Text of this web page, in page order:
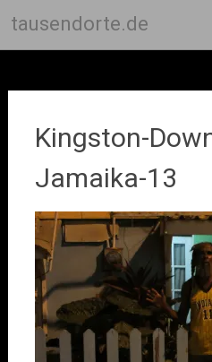
tausendorte.de
Kingston-
Jamaika-13